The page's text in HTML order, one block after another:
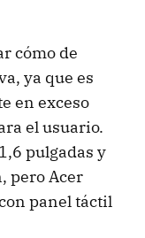
cómo de
ya que es
en exceso
el usuario.
pulgadas y
pero Acer
panel táctil